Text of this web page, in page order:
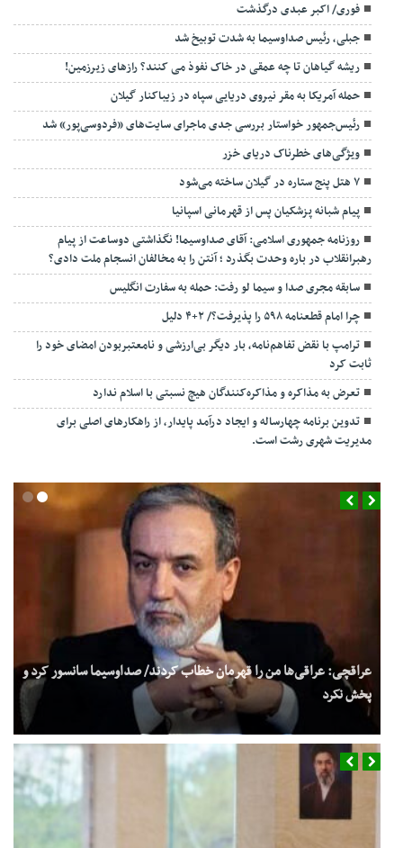
فوری/ اکبر عبدی درگذشت
جبلی، رئیس صداوسیما به شدت توبیخ شد
ریشه گیاهان تا چه عمقی در خاک نفوذ می کنند؟ رازهای زیرزمین!
حمله آمریکا به مقر نیروی دریایی سپاه در زیباکنار گیلان
رئیس‌جمهور خواستار بررسی جدی ماجرای سایت‌های «فردوسی‌پور» شد
ویژگی‌های خطرناک دریای خزر
۷ هتل پنج ستاره در گیلان ساخته می‌شود
پیام شبانه پزشکیان پس از قهرمانی اسپانیا
روزنامه جمهوری اسلامی: آقای صداوسیما! نگذاشتی دوساعت از پیام
رهبرانقلاب در باره وحدت بگذرد ؛ آنتن را به مخالفان انسجام ملت دادی؟
سابقه مجری صدا و سیما لو رفت: حمله به سفارت انگلیس
چرا امام قطعنامه ۵۹۸ را پذیرفت؟/ ۲+۴ دلیل
ترامپ با نقض تفاهم‌نامه، بار دیگر بی‌ارزشی و نامعتبربودن امضای خود را
ثابت کرد
تعرض به مذاکره و مذاکره‌کنندگان هیچ نسبتی با اسلام ندارد
تدوین برنامه چهارساله و ایجاد درآمد پایدار، از راهکارهای اصلی برای
مدیریت شهری رشت است.
عراقچی: عراقی‌ها من را قهرمان خطاب کردند/ صداوسیما سانسور کرد و
پخش نکرد